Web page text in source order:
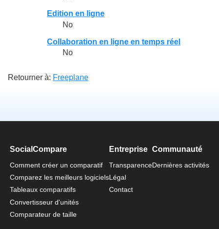
Edition en ligne
No
Collaboration en ligne en temps réel
No
Retourner à: Freeplane
SocialCompare
Comment créer un comparatif
Comparez les meilleurs logiciels
Tableaux comparatifs
Convertisseur d'unités
Comparateur de taille
Entreprise
Transparence
Légal
Contact
Communauté
Dernières activités